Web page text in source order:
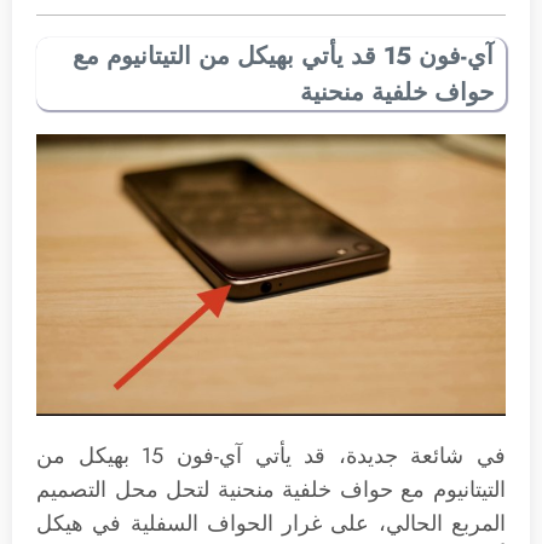
آي-فون 15 قد يأتي بهيكل من التيتانيوم مع
حواف خلفية منحنية
في شائعة جديدة، قد يأتي آي-فون 15 بهيكل من
التيتانيوم مع حواف خلفية منحنية لتحل محل التصميم
المربع الحالي، على غرار الحواف السفلية في هيكل